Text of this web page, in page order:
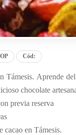
Cód:
Támesis. Aprende
chocolate
previa reserva
cacao en Támesis.